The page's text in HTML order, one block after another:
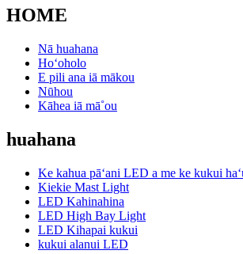
HOME
Nā huahana
Hoʻoholo
E pili ana iā mākou
Nūhou
Kāhea iā mā˚ou
huahana
Ke kahua pāʻani LED a me ke kukui
Kiekie Mast Light
LED Kahinahina
LED High Bay Light
LED Kihapai kukui
kukui alanui LED